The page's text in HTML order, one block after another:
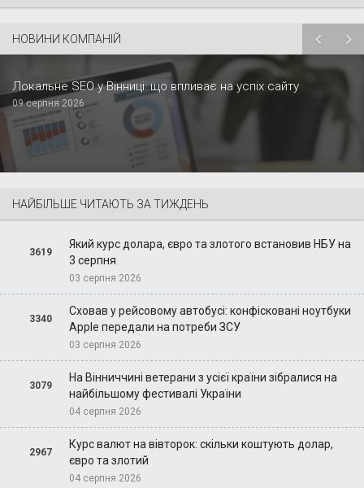
НОВИНИ КОМПАНІЙ
Локальне SEO у Вінниці: що впливає на успіх сайту
09 серпня 2026
НАЙБІЛЬШЕ ЧИТАЮТЬ ЗА ТИЖДЕНЬ
3619
Який курс долара, євро та злотого встановив НБУ на
3 серпня
03 серпня 2026
3340
Сховав у рейсовому автобусі: конфісковані ноутбуки
Apple передали на потреби ЗСУ
03 серпня 2026
3079
На Вінниччині ветерани з усієї країни зібралися на
найбільшому фестивалі України
04 серпня 2026
2967
Курс валют на вівторок: скільки коштують долар,
євро та злотий
04 серпня 2026